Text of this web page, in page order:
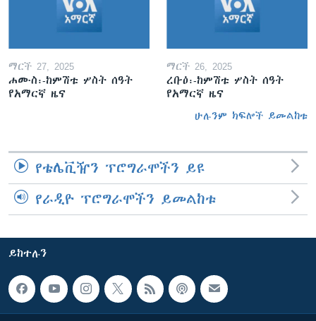
ማርች 27, 2025
ሐሙስ፡-ከምሽቱ ሦስት ሰዓት
የአማርኛ ዜና
ማርች 26, 2025
ረቡዕ፡-ከምሽቱ ሦስት ሰዓት
የአማርኛ ዜና
ሁሉንም ክፍሎች ይመልከቱ
የቴሌቪዥን ፕሮግራሞችን ይዩ
የራዲዮ ፕሮግራሞችን ይመልከቱ
ይከተሉን